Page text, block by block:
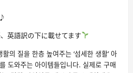
英語訳の下に載せてます
의 질을 한층 높여주는 ‘섬세한 생활’ 아
도와주는 아이템들입니다. 실제로 구매